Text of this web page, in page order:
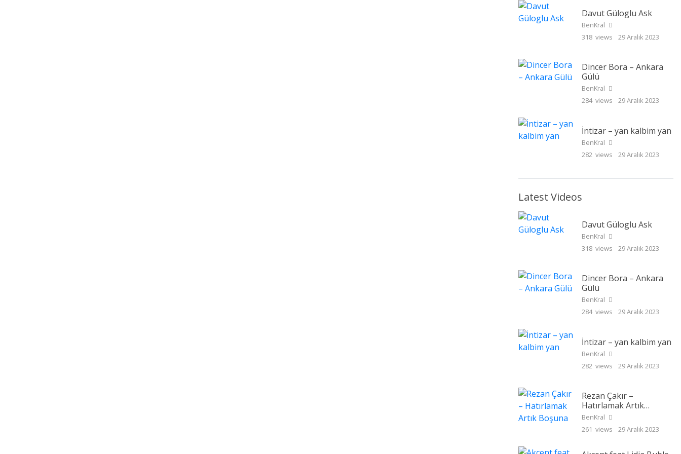
Davut Güloglu Ask
BenKral
318 views
29 Aralık 2023
Dincer Bora – Ankara
Gülü
BenKral
284 views
29 Aralık 2023
İntizar – yan kalbim yan
BenKral
282 views
29 Aralık 2023
Latest Videos
Davut Güloglu Ask
BenKral
318 views
29 Aralık 2023
Dincer Bora – Ankara
Gülü
BenKral
284 views
29 Aralık 2023
İntizar – yan kalbim yan
BenKral
282 views
29 Aralık 2023
Rezan Çakır –
Hatırlamak Artık
Boşuna
BenKral
261 views
29 Aralık 2023